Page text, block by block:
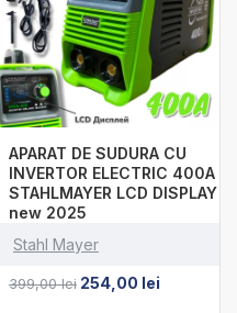
Stahl Mayer
APARAT DE SUDURA CU
INVERTOR ELECTRIC 400A
STAHLMAYER LCD DISPLAY
new 2025
399,00 lei 254,00 lei